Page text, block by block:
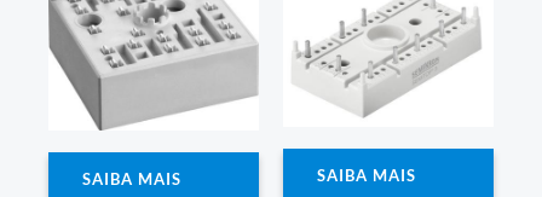
SAIBA MAIS SAIBA MAIS